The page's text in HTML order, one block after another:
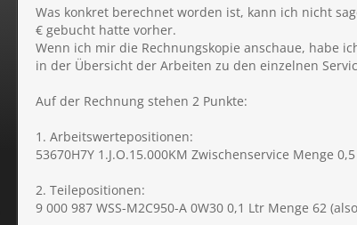
Was konkret berechnet worden ist, kann ich nicht
€ gebucht hatte vorher.
Wenn ich mir die Rechnungskopie anschaue, habe
in der Übersicht der Arbeiten zu den einzelnen
Auf der Rechnung stehen 2 Punkte:
1. Arbeitswertepositionen:
53670H7Y 1.J.O.15.000KM Zwischenservice Menge 0,5
2. Teilepositionen:
9 000 987 WSS-M2C950-A 0W30 0,1 Ltr Menge 62